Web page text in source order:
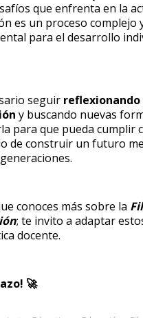
que enfrenta en la
es un proceso complejo
para el desarrollo
seguir reflexionando
y buscando nuevas
para que pueda cumplir
de construir un futuro
conoces más sobre la
; te invito a adaptar
docente.
🚀​